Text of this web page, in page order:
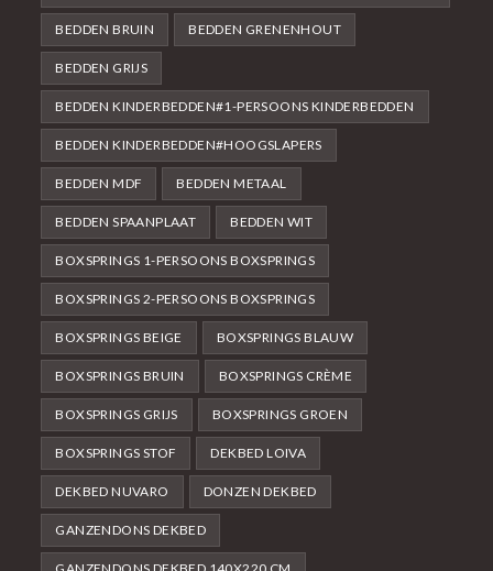
BEDDEN BRUIN BEDDEN GRENENHOUT
BEDDEN GRIJS
BEDDEN KINDERBEDDEN#1-PERSOONS KINDERBEDDEN
BEDDEN KINDERBEDDEN#HOOGSLAPERS
BEDDEN MDF BEDDEN METAAL
BEDDEN SPAANPLAAT BEDDEN WIT
BOXSPRINGS 1-PERSOONS BOXSPRINGS
BOXSPRINGS 2-PERSOONS BOXSPRINGS
BOXSPRINGS BEIGE BOXSPRINGS BLAUW
BOXSPRINGS BRUIN BOXSPRINGS CRÈME
BOXSPRINGS GRIJS BOXSPRINGS GROEN
BOXSPRINGS STOF DEKBED LOIVA
DEKBED NUVARO DONZEN DEKBED
GANZENDONS DEKBED